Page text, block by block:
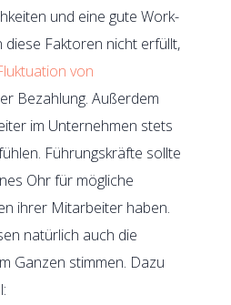
und eine gute Work-
diese Faktoren nicht erfüllt,
von
Bezahlung. Außerdem
im Unternehmen stets
Führungskräfte sollte
Ohr für mögliche
ihrer Mitarbeiter haben.
natürlich auch die
Ganzen stimmen. Dazu